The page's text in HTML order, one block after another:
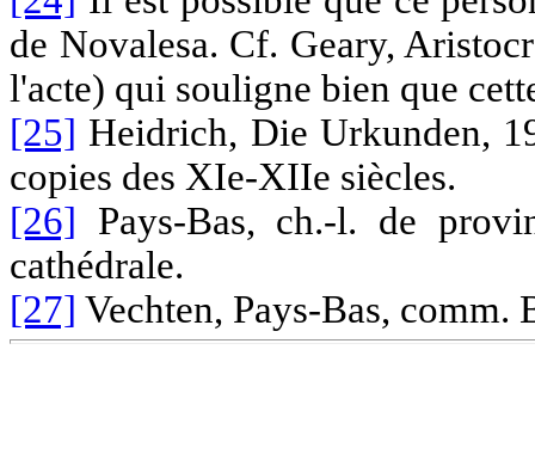
de Novalesa. Cf. Geary,
l'acte) qui souligne bien que
[25] Heidrich, Die Urkunden,
copies des XIe-XIIe siècles.
[26] Pays-Bas, ch.-l. de
cathédrale.
[27] Vechten, Pays-Bas,